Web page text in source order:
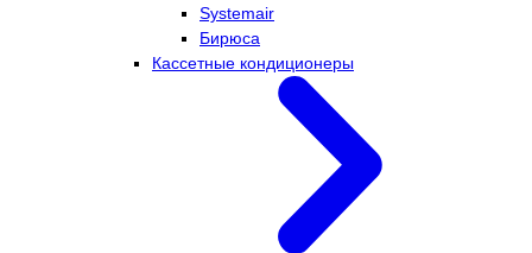
Systemair
Бирюса
Кассетные кондиционеры